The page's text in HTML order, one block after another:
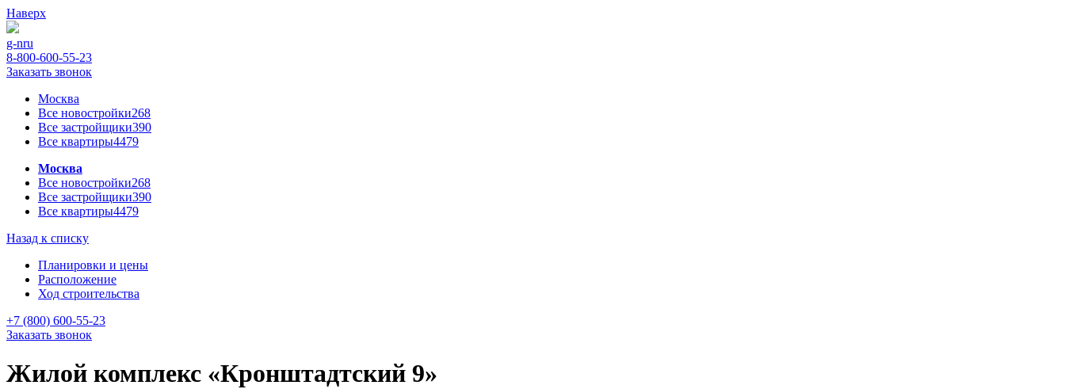
Наверх
g-nru
8-800-600-55-23
Заказать звонок
Москва
Все новостройки268
Все застройщики390
Все квартиры4479
Москва
Все новостройки268
Все застройщики390
Все квартиры4479
Назад к списку
Планировки и цены
Расположение
Ход строительства
+7 (800) 600-55-23
Заказать звонок
Жилой комплекс «Кронштадтский 9»